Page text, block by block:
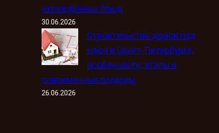
охлаждённых блюд
30.06.2026
Строительство домов под
ключ в Санкт-Петербурге:
особенности, этапы и
современные подходы
26.06.2026